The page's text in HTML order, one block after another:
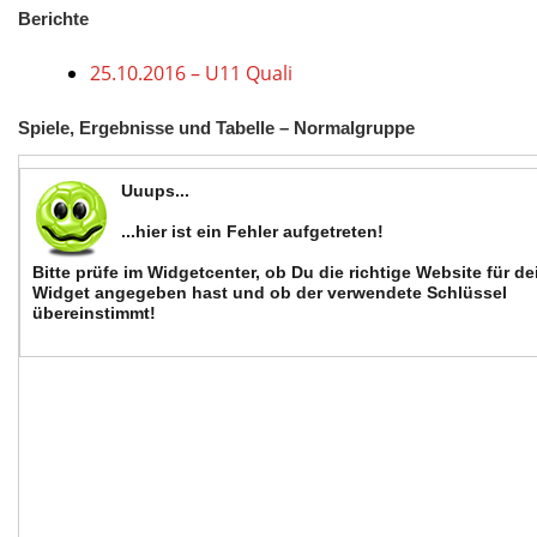
Berichte
25.10.2016 – U11 Quali
Spiele, Ergebnisse und Tabelle – Normalgruppe